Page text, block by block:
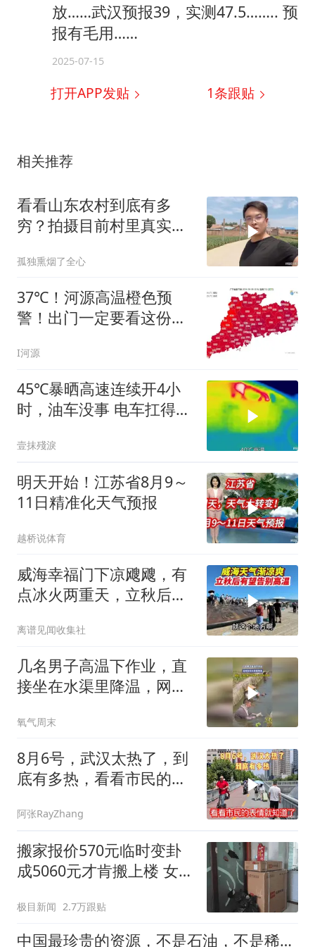
放……武汉预报39，实测47.5…….. 预
报有毛用……
2025-07-15
打开APP发贴 1条跟贴
相关推荐
看看山东农村到底有多
穷？拍摄目前村里真实现
孤独熏烟了全心
37℃！河源高温橙色预
警！出门一定要看这份指
I河源
45℃暴晒高速连续开4小
时，油车没事 电车扛得住
壹抹殘淚
明天开始！江苏省8月9～
11日精准化天气预报
越桥说体育
威海幸福门下凉飕飕，有
点冰火两重天，立秋后有
离谱见闻收集社
几名男子高温下作业，直
接坐在水渠里降温，网
了父亲的身影
氧气周末
8月6号，武汉太热了，到
底有多热，看看市民的表
阿张RayZhang
搬家报价570元临时变卦
成5060元才肯搬上楼 女子
极目新闻 2.7万跟贴
中国最珍贵的资源，不是石油，不是稀土，而是北方最常见的黄土层